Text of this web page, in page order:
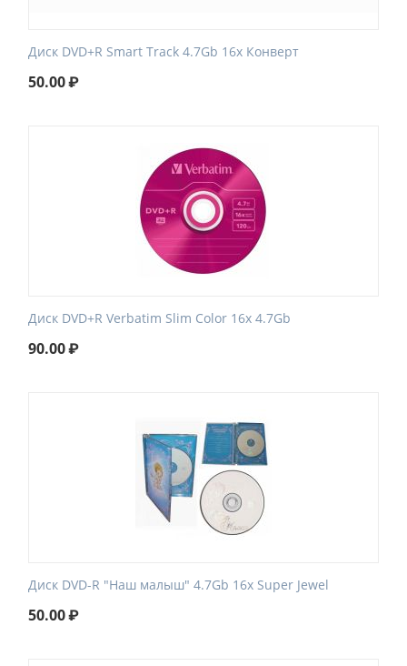
Диск DVD+R Smart Track 4.7Gb 16x Конверт
50.00₽
Диск DVD+R Verbatim Slim Color 16x 4.7Gb
90.00₽
Диск DVD-R "Наш малыш" 4.7Gb 16x Super Jewel
50.00₽